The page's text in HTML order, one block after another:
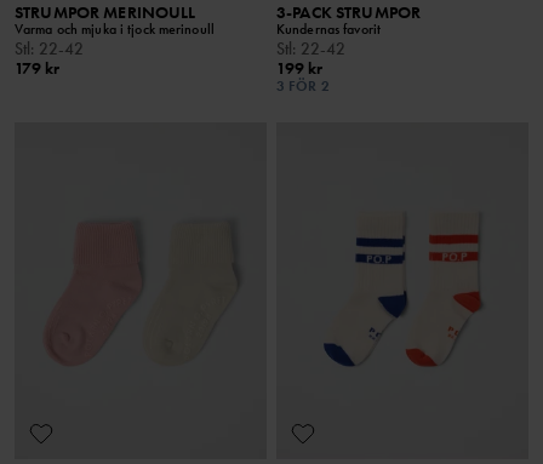
STRUMPOR MERINOULL
Varma och mjuka i tjock merinoull
Stl : 22-42
179 kr
3-PACK STRUMPOR
Kundernas favorit
Stl : 22-42
199 kr
3 FÖR 2